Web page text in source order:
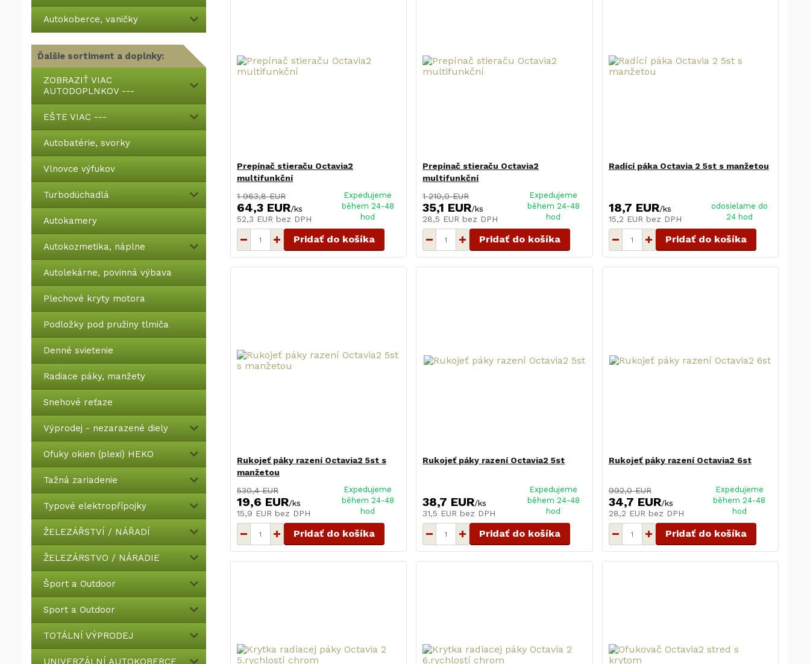
Autokoberce, vaničky
Ďalšie sortiment a doplnky:
ZOBRAZIŤ VIAC
AUTODOPLNKOV ---
EŠTE VIAC ---
Autobatérie, svorky
Vlnovce výfukov
Turbodúchadlá
Autokamery
Autokozmetika, náplne
Autolekárne, povinná výbava
Plechové kryty motora
Podložky pod pružiny tlmiča
Denné svietenie
Radiace páky, manžety
Snehové reťaze
Výprodej - nezarazené diely
Ofuky okien (plexi) HEKO
Tažná zariadenie
Typové elektropřípojky
ŽELEZÁŘSTVÍ / NÁŘADÍ
ŽELEZÁRSTVO / NÁRADIE
Šport a Outdoor
Sport a Outdoor
TOTÁLNÍ VÝPRODEJ
UNIVERZÁLNÍ AUTOKOBERCE
Prepínač stieraču Octavia2
multifunkční
1 963,8 EUR
64,3 EUR/ks
52,3 EUR bez DPH
Expedujeme
během 24-48
hod
Pridať do košíka
Prepínač stieraču Octavia2
multifunkční
1 210,0 EUR
35,1 EUR/ks
28,5 EUR bez DPH
Expedujeme
během 24-48
hod
Pridať do košíka
Radící páka Octavia 2 5st s manžetou
18,7 EUR/ks
15,2 EUR bez DPH
odosielame do
24 hod
Pridať do košíka
Rukojeť páky razení Octavia2 5st s
manžetou
530,4 EUR
19,6 EUR/ks
15,9 EUR bez DPH
Expedujeme
během 24-48
hod
Pridať do košíka
Rukojeť páky razení Octavia2 5st
38,7 EUR/ks
31,5 EUR bez DPH
Expedujeme
během 24-48
hod
Pridať do košíka
Rukojeť páky razení Octavia2 6st
992,0 EUR
34,7 EUR/ks
28,2 EUR bez DPH
Expedujeme
během 24-48
hod
Pridať do košíka